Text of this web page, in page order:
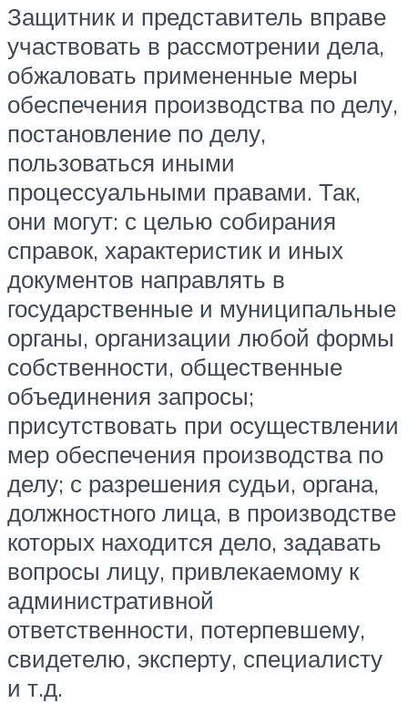
Защитник и представитель вправе
участвовать в рассмотрении дела,
обжаловать примененные меры
обеспечения производства по делу,
постановление по делу,
пользоваться иными
процессуальными правами. Так,
они могут: с целью собирания
справок, характеристик и иных
документов направлять в
государственные и муниципальные
органы, организации любой формы
собственности, общественные
объединения запросы;
присутствовать при осуществлении
мер обеспечения производства по
делу; с разрешения судьи, органа,
должностного лица, в производстве
которых находится дело, задавать
вопросы лицу, привлекаемому к
административной
ответственности, потерпевшему,
свидетелю, эксперту, специалисту
и т.д.